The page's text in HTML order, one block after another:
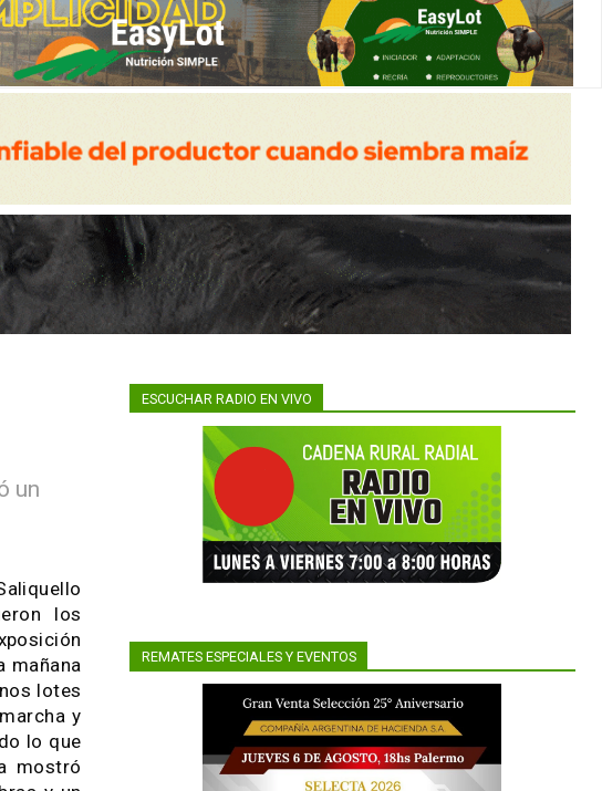
realizó un
Saliquello
Cía.- fueron los
de la Exposición
Por la mañana
ESCUCHAR RADIO EN VIVO
REMATES ESPECIALES Y EVENTOS